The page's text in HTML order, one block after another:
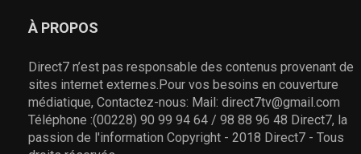
À PROPOS
Direct7 n’est pas responsable des contenus provenant de
sites internet externes.Pour vos besoins en couverture
médiatique, Contactez-nous: Mail: direct7tv@gmail.com
Téléphone :(00228) 90 99 94 64 / 98 88 96 48 Direct7, la
passion de l'information Copyright - 2018 Direct7 - Tous